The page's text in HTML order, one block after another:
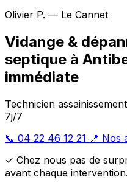
Olivier P. — Le Cannet
Vidange &
septique à
immédiate
Technicien
7j/7
📞 04 22 46 12 21 📍 Nos
✓ Chez nous pas de
avant chaque